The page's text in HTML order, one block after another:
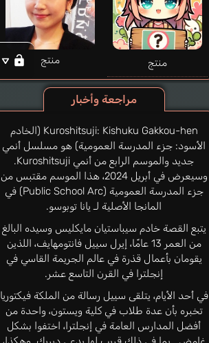
منتج منتج
مراجعة وأخبار
Kuroshitsuji: Kishuku Gakkou-hen (الخادم
الأسود: جزء المدرسة العمومية) هو مسلسل أنمي
جديد والموسم الرابع من أنمي Kuroshitsuji.
وسيعرض في أبريل 2024، هذا الموسم مقتبس من
جزء المدرسة العمومية (Public School Arc) في
المانجا الأصلية لـ يانا توبوسو.
يتبع القصة خادم سيباستيان مايكليس وسيده البالغ
من العمر 13 عامًا، إيرل سييل فانتومهايف، اللذين
يقومان بأعمال قذرة في عالم الجريمة القاسي في
إنجلترا في القرن التاسع عشر.
في أحد الأيام، يتلقى سييل رسالة من الملكة فيكتوريا
تخبره بأن عدة طلاب في كلية ويستون، واحدة من
أفضل المدارس العامة في إنجلترا، اختفوا بشكل